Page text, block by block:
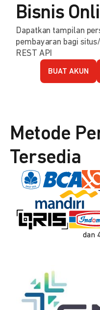
Bisnis
Dapatkan tampilan
pembayaran bagi
REST API
BUAT AKUN
Metode
Tersedia
dan